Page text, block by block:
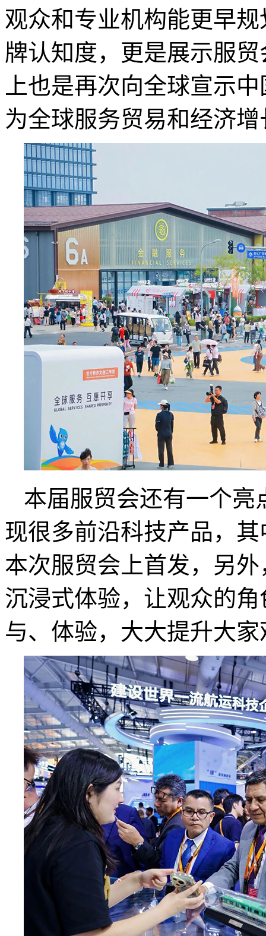
观众和专业机构能更早
牌认知度，更是展示服
上也是再次向全球宣示
为全球服务贸易和经济
本届服贸会还有一个亮
现很多前沿科技产品，
本次服贸会上首发，另
沉浸式体验，让观众的
与、体验，大大提升大